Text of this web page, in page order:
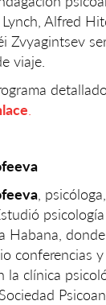
Alfred
Zvyagintsev
viaje.
,
Habana, donde
conferencias
la clínica